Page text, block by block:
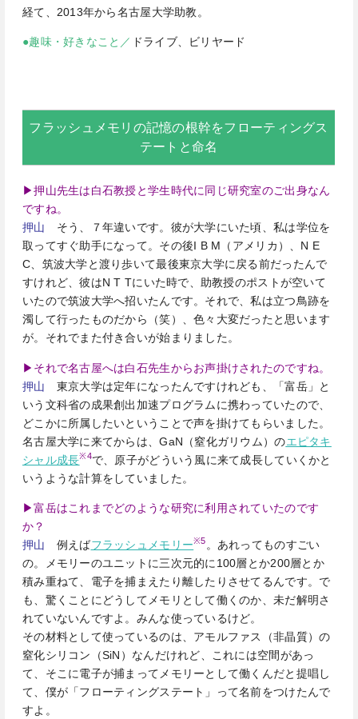
経て、2013年から名古屋大学助教。
●趣味・好きなこと／ ドライブ、ビリヤード
フラッシュメモリの記憶の根幹をフローティングス
テートと命名
▶押山先生は白石教授と学生時代に同じ研究室のご出身なん
ですね。
押山
そう、７年違いです。彼が大学にいた頃、私は学位を
取ってすぐ助手になって。その後I B M（アメリカ）、N E
C、筑波大学と渡り歩いて最後東京大学に戻る前だったんで
すけれど、彼はN T Tにいた時で、助教授のポストが空いて
いたので筑波大学へ招いたんです。それで、私は立つ鳥跡を
濁して行ったものだから（笑）、色々大変だったと思います
が。それでまた付き合いが始まりました。
▶それで名古屋へは白石先生からお声掛けされたのですね。
押山
東京大学は定年になったんですけれども、「富岳」と
いう文科省の成果創出加速プログラムに携わっていたので、
どこかに所属したいということで声を掛けてもらいました。
名古屋大学に来てからは、GaN（窒化ガリウム）のエピタキ
シャル成長※4で、原子がどういう風に来て成長していくかと
いうような計算をしていました。
▶富岳はこれまでどのような研究に利用されていたのです
か？
押山
例えばフラッシュメモリー※5 。あれってものすごい
の。メモリーのユニットに三次元的に100層とか200層とか
積み重ねて、電子を捕まえたり離したりさせてるんです。で
も、驚くことにどうしてメモリとして働くのか、未だ解明さ
れていないんですよ。みんな使っているけど。
その材料として使っているのは、アモルファス（非晶質）の
窒化シリコン（SiN）なんだけれど、これには空間があっ
て、そこに電子が捕まってメモリーとして働くんだと提唱し
て、僕が「フローティングステート」って名前をつけたんで
すよ。